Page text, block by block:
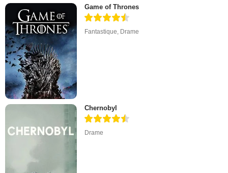
Game of Thrones
Fantastique Drame
Chernobyl
Drame